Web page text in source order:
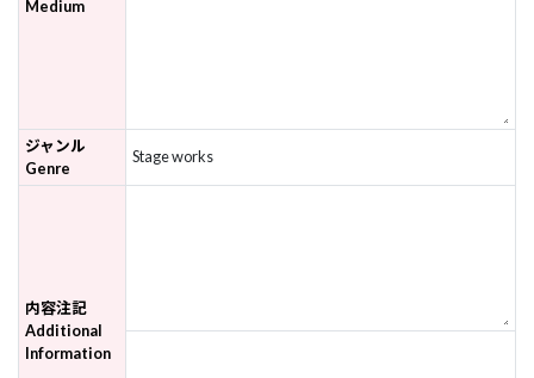
Medium
ジャンル
Genre
Stage works
内容注記
Additional
Information